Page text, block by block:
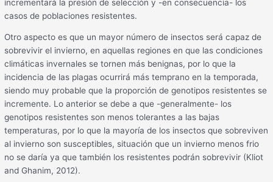
incrementará la presión de selección y -en consecuencia- los
casos de poblaciones resistentes.
Otro aspecto es que un mayor número de insectos será capaz de
sobrevivir el invierno, en aquellas regiones en que las condiciones
climáticas invernales se tornen más benignas, por lo que la
incidencia de las plagas ocurrirá más temprano en la temporada,
siendo muy probable que la proporción de genotipos resistentes se
incremente. Lo anterior se debe a que -generalmente- los
genotipos resistentes son menos tolerantes a las bajas
temperaturas, por lo que la mayoría de los insectos que sobreviven
al invierno son susceptibles, situación que un invierno menos frio
no se daría ya que también los resistentes podrán sobrevivir (Kliot
and Ghanim, 2012).